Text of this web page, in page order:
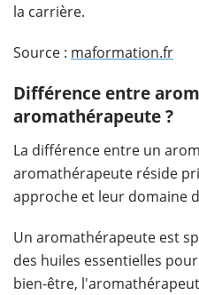
la carrière.
Source : maformation.fr
Différence entre
aromathérapeute ?
La différence entre un
aromathérapeute réside
approche et leur domaine
Un aromathérapeute est
des huiles essentielles
bien-être,